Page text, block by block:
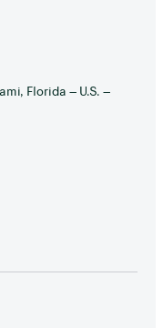
Florida – U.S. –